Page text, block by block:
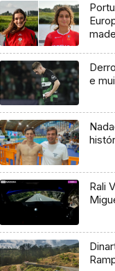
e
Rali